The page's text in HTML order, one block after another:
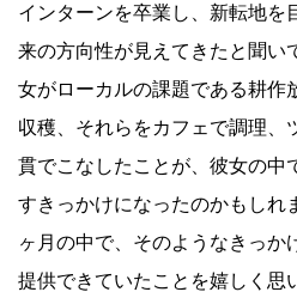
インターンを卒業し、新転地を
来の方向性が見えてきたと聞い
女がローカルの課題である耕作
収穫、それらをカフェで調理、
貫でこなしたことが、彼女の中
すきっかけになったのかもしれ
ヶ月の中で、そのようなきっか
提供できていたことを嬉しく思